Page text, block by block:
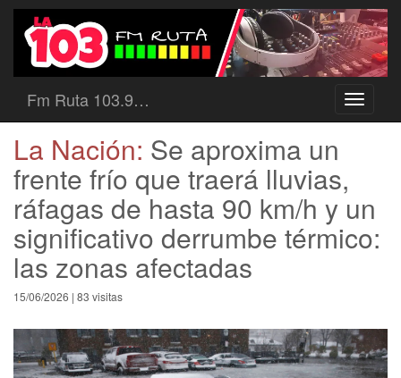
Toggle
Fm Ruta 103.9…
La Nación: Se aproxima un
frente frío que traerá lluvias,
ráfagas de hasta 90 km/h y un
significativo derrumbe térmico:
las zonas afectadas
15/06/2026 | 83 visitas